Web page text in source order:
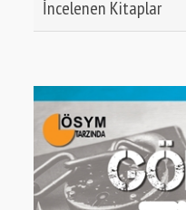
İncelenen Kitaplar